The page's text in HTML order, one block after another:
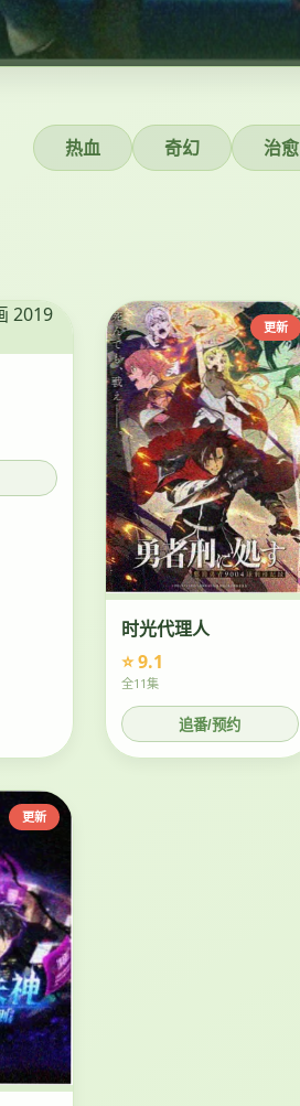
热血 奇幻 治愈
更新
时光代理人
⭐ 9.1
全11集
追番/预约
更新